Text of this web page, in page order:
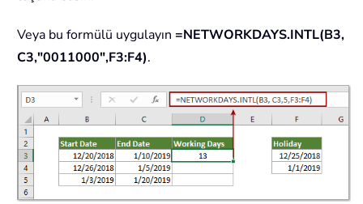
Veya bu formülü uygulayın =NETWORKDAYS.INTL(B3,
C3,"0011000",F3:F4).